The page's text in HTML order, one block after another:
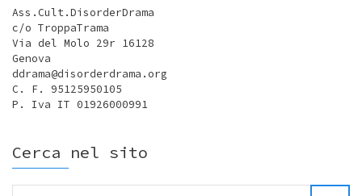
Ass.Cult.DisorderDrama
c/o TroppaTrama
Via del Molo 29r 16128
Genova
ddrama@disorderdrama.org
C. F. 95125950105
P. Iva IT 01926000991
Cerca nel sito